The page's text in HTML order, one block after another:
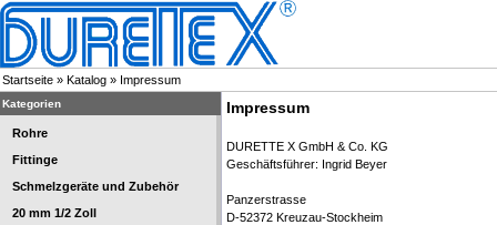
Startseite » Katalog » Impressum
Kategorien
Rohre
Fittinge
Schmelzgeräte und Zubehör
20 mm 1/2 Zoll
Impressum
DURETTE X GmbH & Co. KG
Geschäftsführer: Ingrid Beyer
Panzerstrasse
D-52372 Kreuzau-Stockheim